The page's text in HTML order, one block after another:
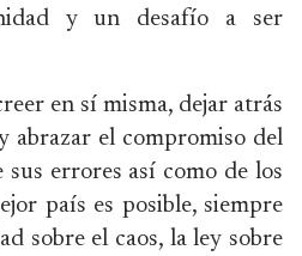
y un desafío a ser
en sí misma, dejar atrás
abrazar el compromiso del
sus errores así como de los
país es posible, siempre
sobre el caos, la ley sobre